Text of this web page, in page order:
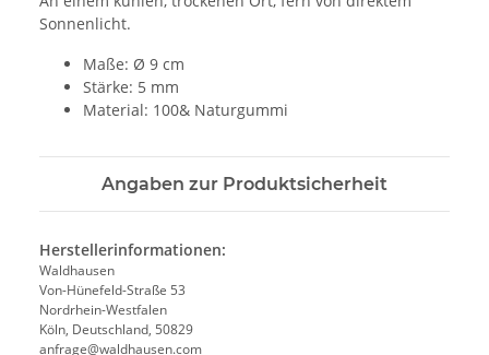
Sonnenlicht.
Maße: Ø 9 cm
Stärke: 5 mm
Material: 100& Naturgummi
Angaben zur Produktsicherheit
Herstellerinformationen:
Waldhausen
Von-Hünefeld-Straße 53
Nordrhein-Westfalen
Köln, Deutschland, 50829
anfrage@waldhausen.com